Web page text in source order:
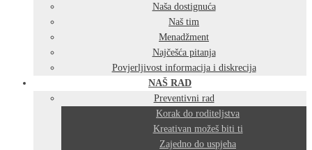
Naša dostignuća
Naš tim
Menadžment
Najčešća pitanja
Povjerljivost informacija i diskrecija
NAŠ RAD
Preventivni rad
Korak do roditeljstva
Kreativan možeš biti ti
Zajedno do uspjeha